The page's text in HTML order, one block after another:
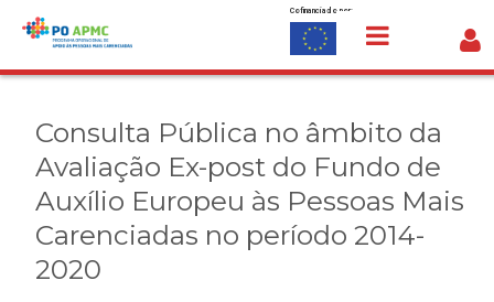
Saltar para o conteúdo
Avaliação Ex-post do Fundo de Auxílio
Europeu às Pessoas Mais Carenciadas
no período 2014-2020 - Detalhe da
Notícia
Cofinanciado por:
Consulta Pública no âmbito da
Avaliação Ex-post do Fundo de
Auxílio Europeu às Pessoas Mais
Carenciadas no período 2014-
2020